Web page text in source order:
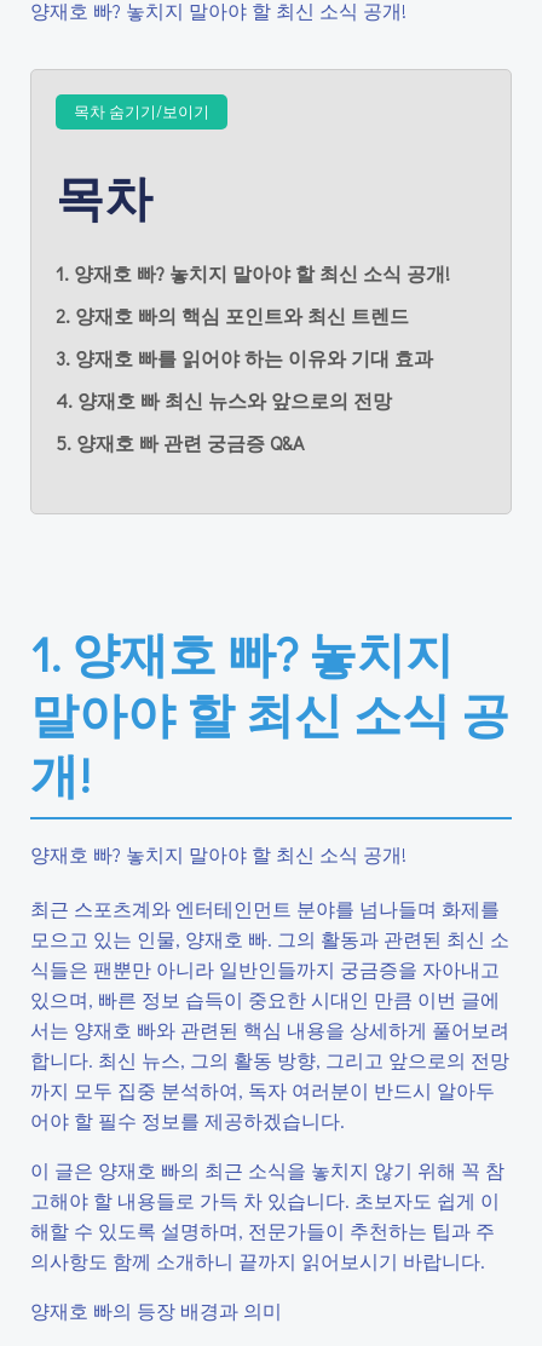
양재호 빠? 놓치지 말아야 할 최신 소식 공개!
목차 숨기기/보이기
목차
1. 양재호 빠? 놓치지 말아야 할 최신 소식 공개!
2. 양재호 빠의 핵심 포인트와 최신 트렌드
3. 양재호 빠를 읽어야 하는 이유와 기대 효과
4. 양재호 빠 최신 뉴스와 앞으로의 전망
5. 양재호 빠 관련 궁금증 Q&A
1. 양재호 빠? 놓치지
말아야 할 최신 소식 공
개!
양재호 빠? 놓치지 말아야 할 최신 소식 공개!
최근 스포츠계와 엔터테인먼트 분야를 넘나들며 화제를
모으고 있는 인물, 양재호 빠. 그의 활동과 관련된 최신 소
식들은 팬뿐만 아니라 일반인들까지 궁금증을 자아내고
있으며, 빠른 정보 습득이 중요한 시대인 만큼 이번 글에
서는 양재호 빠와 관련된 핵심 내용을 상세하게 풀어보려
합니다. 최신 뉴스, 그의 활동 방향, 그리고 앞으로의 전망
까지 모두 집중 분석하여, 독자 여러분이 반드시 알아두
어야 할 필수 정보를 제공하겠습니다.
이 글은 양재호 빠의 최근 소식을 놓치지 않기 위해 꼭 참
고해야 할 내용들로 가득 차 있습니다. 초보자도 쉽게 이
해할 수 있도록 설명하며, 전문가들이 추천하는 팁과 주
의사항도 함께 소개하니 끝까지 읽어보시기 바랍니다.
양재호 빠의 등장 배경과 의미